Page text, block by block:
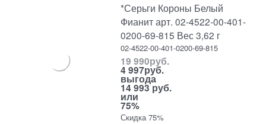
*Серьги Короны Белый
Фианит арт. 02-4522-00-401-
0200-69-815 Вес 3,62 г
02-4522-00-401-0200-69-815
19 990руб.
4 997руб.
выгода
14 993 руб.
или
75%
Скидка 75%